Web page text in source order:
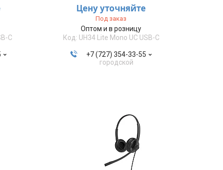
C
Цену уточняйте
Под заказ
Оптом и в розницу
UH34 Lite Mono UC USB-C
+7 (727) 354-33-55
городской